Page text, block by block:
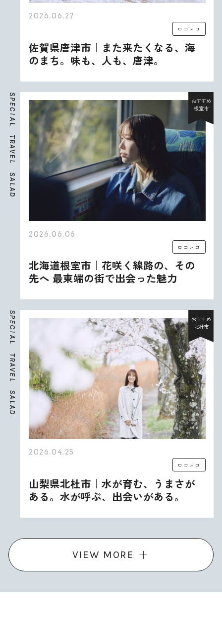
2026.06.27
ロコレコ
佐賀県唐津市｜また来たくなる、海
のまち。味も、人も、唐津。
S
P
E
C
I
A
L
T
R
A
V
E
L
S
A
L
A
D
おすすめ
根室市
2026.06.06
ロコレコ
北海道根室市｜花咲く線路の、その
先へ 最東端の街で出会った魅力
S
P
E
C
I
A
L
T
R
A
V
E
L
S
A
L
A
D
おすすめ
北杜市
2026.04.25
ロコレコ
山梨県北杜市｜水が育む、うまさが
ある。水が呼ぶ、出会いがある。
VIEW MORE